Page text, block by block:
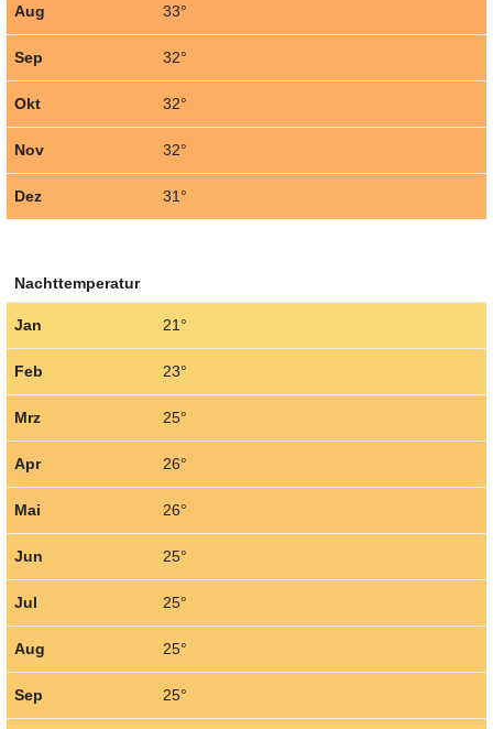
Aug 33°
Sep 32°
Okt 32°
Nov 32°
Dez 31°
Nachttemperatur
Jan 21°
Feb 23°
Mrz 25°
Apr 26°
Mai 26°
Jun 25°
Jul 25°
Aug 25°
Sep 25°